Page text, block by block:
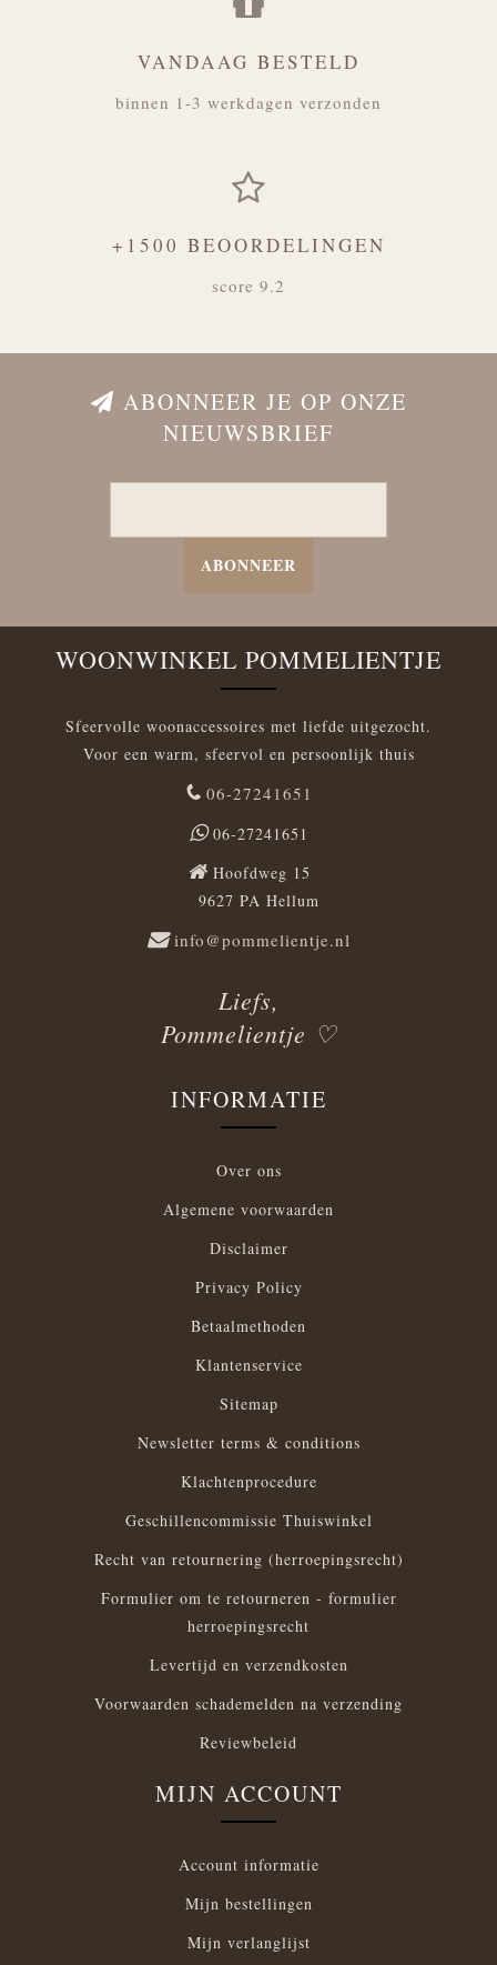
VANDAAG BESTELD
binnen 1-3 werkdagen verzonden
+1500 BEOORDELINGEN
score 9.2
ABONNEER JE OP ONZE
NIEUWSBRIEF
ABONNEER
WOONWINKEL POMMELIENTJE
Sfeervolle woonaccessoires met liefde uitgezocht.
Voor een warm, sfeervol en persoonlijk thuis
06-27241651
06-27241651
Hoofdweg 15
9627 PA Hellum
info@pommelientje.nl
Liefs,
Pommelientje ♡
INFORMATIE
Over ons
Algemene voorwaarden
Disclaimer
Privacy Policy
Betaalmethoden
Klantenservice
Sitemap
Newsletter terms & conditions
Klachtenprocedure
Geschillencommissie Thuiswinkel
Recht van retournering (herroepingsrecht)
Formulier om te retourneren - formulier
herroepingsrecht
Levertijd en verzendkosten
Voorwaarden schademelden na verzending
Reviewbeleid
MIJN ACCOUNT
Account informatie
Mijn bestellingen
Mijn verlanglijst